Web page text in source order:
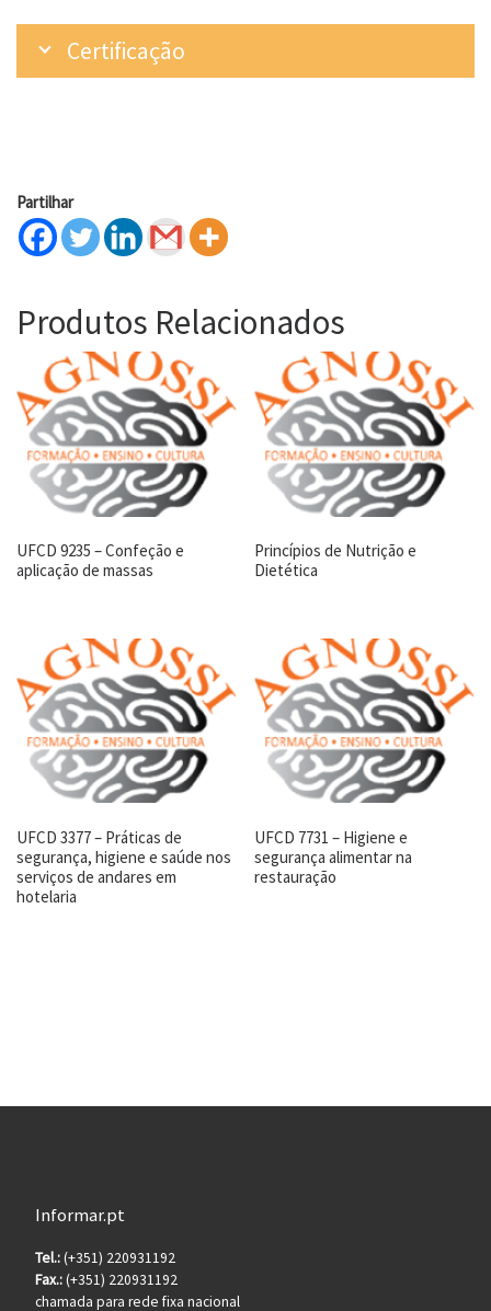
Certificação
Partilhar
Produtos Relacionados
UFCD 9235 – Confeção e
aplicação de massas
Princípios de Nutrição e
Dietética
UFCD 3377 – Práticas de
segurança, higiene e saúde nos
serviços de andares em
hotelaria
UFCD 7731 – Higiene e
segurança alimentar na
restauração
Informar.pt
Tel.:(+351) 220931192
Fax.:(+351) 220931192
chamada para rede fixa nacional